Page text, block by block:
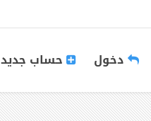
دخول حساب جديد